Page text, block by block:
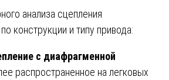
анализа сцепления
конструкции и типу привода:
с диафрагменной
распространенное на легковых